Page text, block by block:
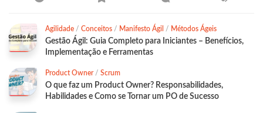
Agilidade / Conceitos / Manifesto Ágil / Métodos Ágeis
Gestão Ágil: Guia Completo para Iniciantes – Benefícios,
Implementação e Ferramentas
Product Owner/ Scrum
O que faz um Product Owner? Responsabilidades,
Habilidades e Como se Tornar um PO de Sucesso